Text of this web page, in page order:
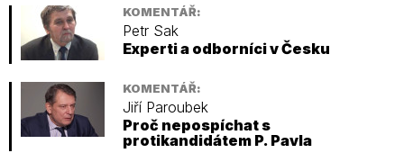
KOMENTÁŘ:
Petr Sak
Experti a odborníci v Česku
KOMENTÁŘ:
Jiří Paroubek
Proč nepospíchat s
protikandidátem P. Pavla